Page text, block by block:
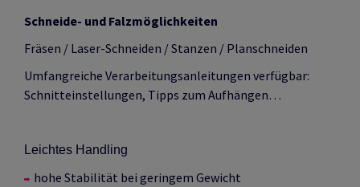
Schneide- und Falzmöglichkeiten
Fräsen / Laser-Schneiden / Stanzen / Planschneiden
Umfangreiche Verarbeitungsanleitungen verfügbar:
Schnitteinstellungen, Tipps zum Aufhängen…
Leichtes Handling
hohe Stabilität bei geringem Gewicht